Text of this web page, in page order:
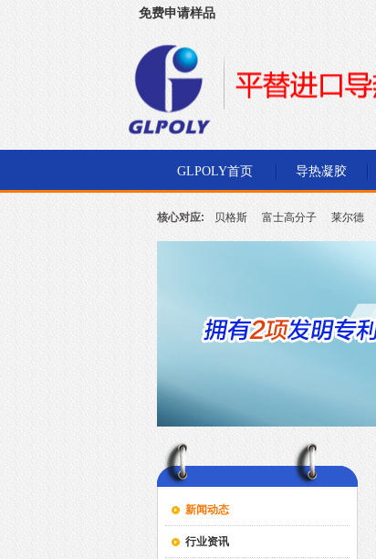
免费申请样品
GLPOLY首页 导热凝胶
核心对应: 贝格斯 富士高分子 莱尔德
新闻动态
行业资讯